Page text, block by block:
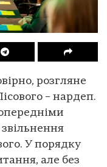
розгляне
– нардеп.
У порядку
але без